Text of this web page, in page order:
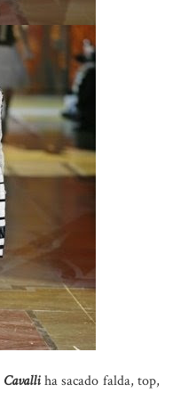
Cavalliha sacado falda, top,